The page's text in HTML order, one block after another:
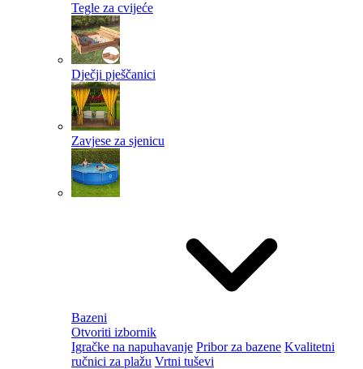
Tegle za cvijeće
Dječji pješčanici
Zavjese za sjenicu
Bazeni
Otvoriti izbornik
Igračke na napuhavanje Pribor za bazene Kvalitetni
ručnici za plažu Vrtni tuševi